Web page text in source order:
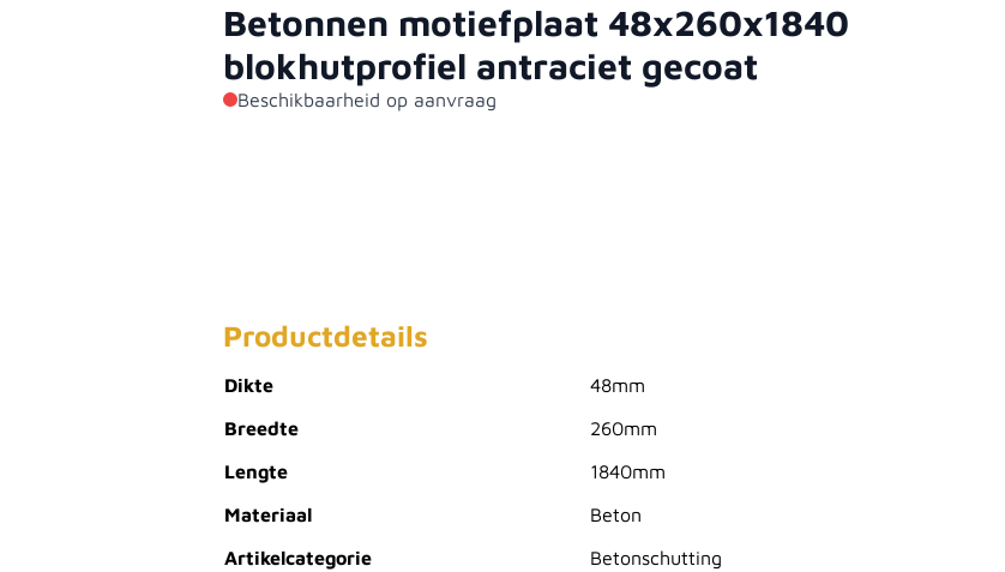
blokhutprofiel antraciet gecoat
Betonnen motiefplaat 48x260x1840
blokhutprofiel antraciet gecoat
Beschikbaarheid op aanvraag
Productdetails
Dikte
48mm
Breedte
260mm
Lengte
1840mm
Materiaal
Beton
Artikelcategorie
Betonschutting